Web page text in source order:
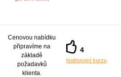
Cenovou nabídku
připravíme na
základě
požadavků
klienta.
4
hodnocení kurzu